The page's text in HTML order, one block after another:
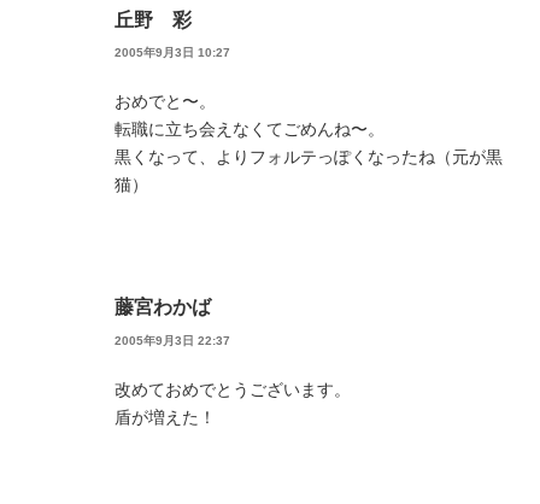
丘野 彩
2005年9月3日 10:27
おめでと〜。
転職に立ち会えなくてごめんね〜。
黒くなって、よりフォルテっぽくなったね（元が黒
猫）
藤宮わかば
2005年9月3日 22:37
改めておめでとうございます。
盾が増えた！